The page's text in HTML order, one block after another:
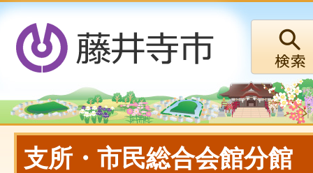
支所・市民総合会館分